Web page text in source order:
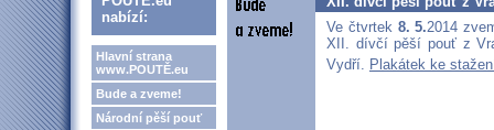
nabízí:
Hlavní strana
www.POUTĚ.eu
Bude a zveme!
Národní pěší pouť
Ve čtvrtek 8. 5.2014
XII. dívčí pěší pouť z
Vydří. Plakátek ke